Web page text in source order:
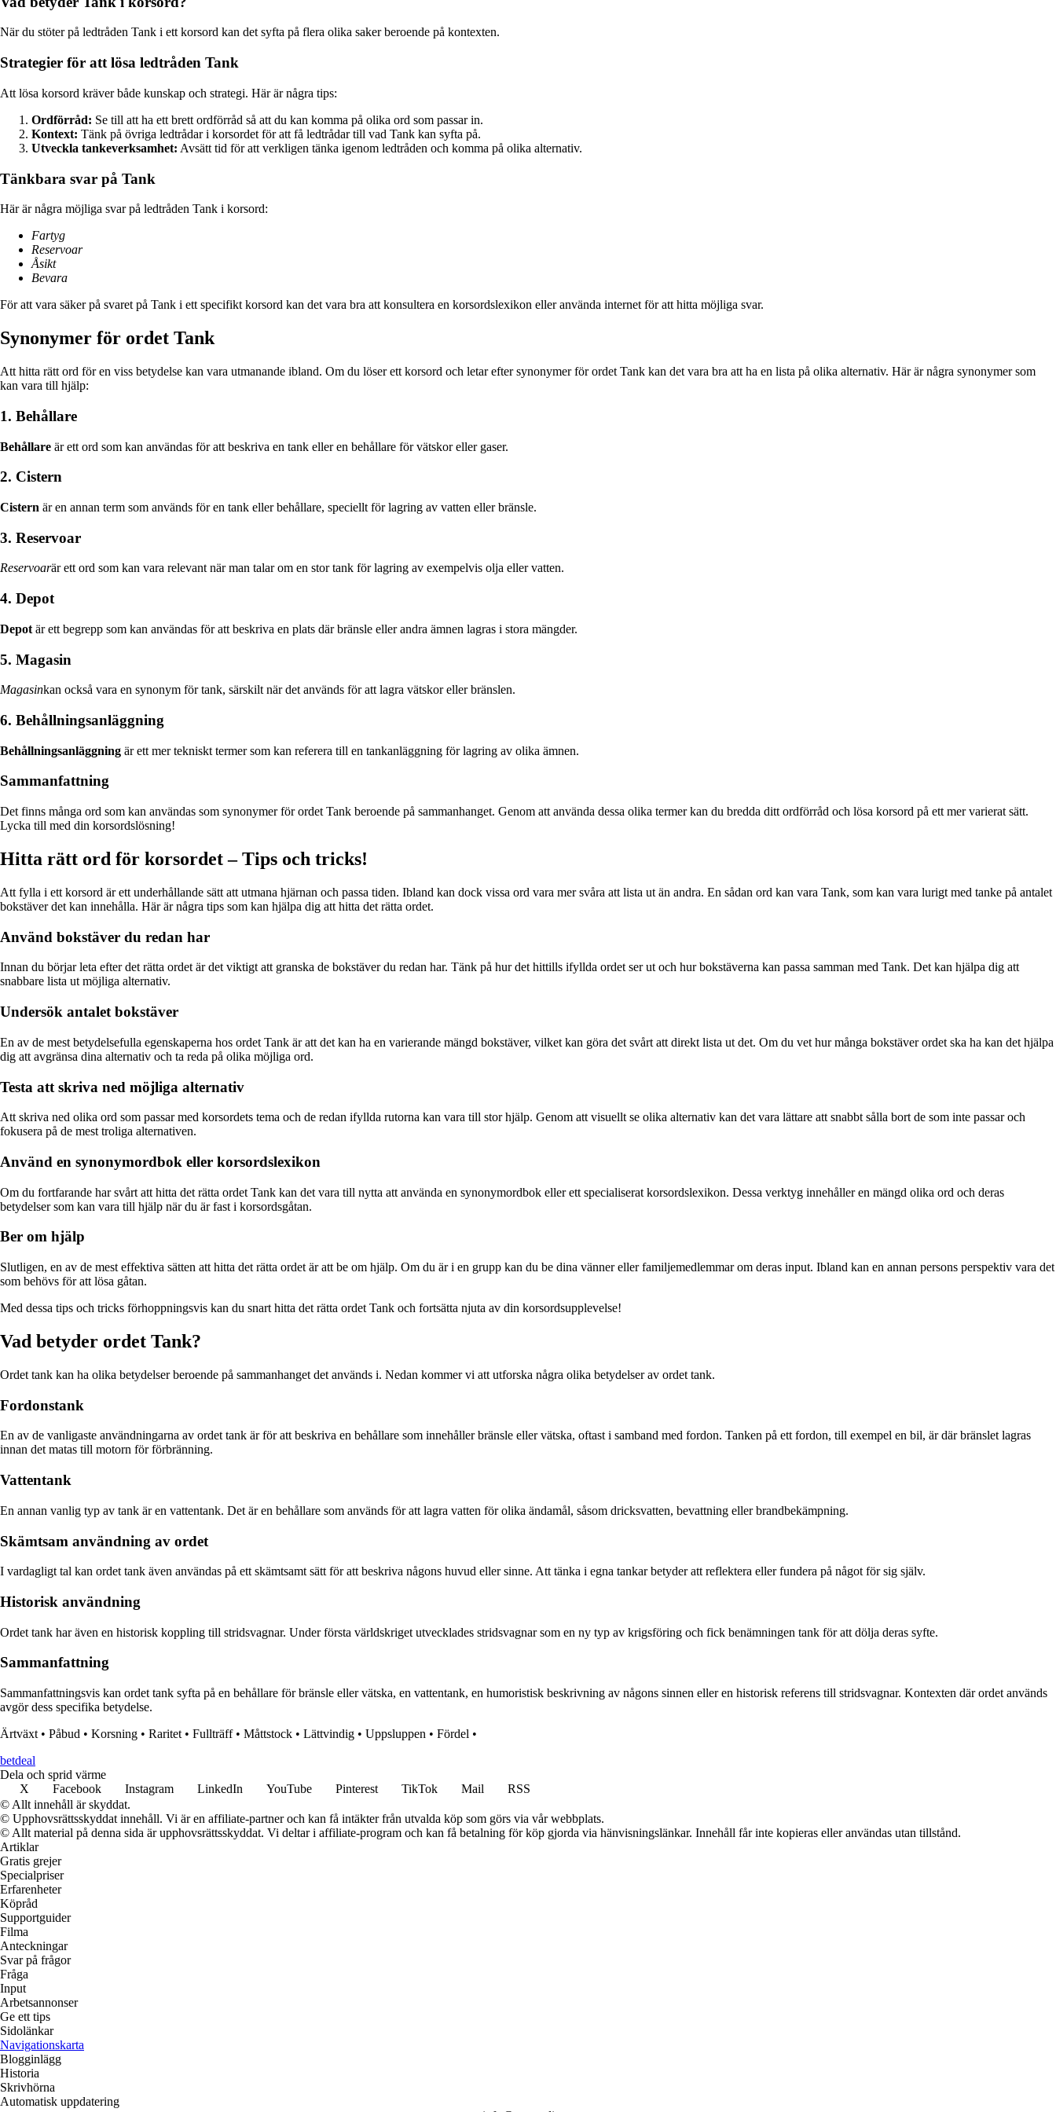
När du stöter på ledtråden Tank i ett korsord kan det syfta på flera olika saker beroende på kontexten.
Strategier för att lösa ledtråden Tank
Att lösa korsord kräver både kunskap och strategi. Här är några tips:
Ordförråd: Se till att ha ett brett ordförråd så att du kan komma på olika ord som passar in.
Kontext: Tänk på övriga ledtrådar i korsordet för att få ledtrådar till vad Tank kan syfta på.
Utveckla tankeverksamhet: Avsätt tid för att verkligen tänka igenom ledtråden och komma på olika alternativ.
Tänkbara svar på Tank
Här är några möjliga svar på ledtråden Tank i korsord:
Fartyg
Reservoar
Åsikt
Bevara
För att vara säker på svaret på Tank i ett specifikt korsord kan det vara bra att konsultera en korsordslexikon eller använda internet för att hitta möjliga svar.
Synonymer för ordet Tank
Att hitta rätt ord för en viss betydelse kan vara utmanande ibland. Om du löser ett korsord och letar efter synonymer för ordet Tank kan det vara bra att ha en lista på olika alternativ. Här är några synonymer som
kan vara till hjälp:
1. Behållare
Behållare är ett ord som kan användas för att beskriva en tank eller en behållare för vätskor eller gaser.
2. Cistern
Cistern är en annan term som används för en tank eller behållare, speciellt för lagring av vatten eller bränsle.
3. Reservoar
Reservoarär ett ord som kan vara relevant när man talar om en stor tank för lagring av exempelvis olja eller vatten.
4. Depot
Depot är ett begrepp som kan användas för att beskriva en plats där bränsle eller andra ämnen lagras i stora mängder.
5. Magasin
Magasinkan också vara en synonym för tank, särskilt när det används för att lagra vätskor eller bränslen.
6. Behållningsanläggning
Behållningsanläggning är ett mer tekniskt termer som kan referera till en tankanläggning för lagring av olika ämnen.
Sammanfattning
Det finns många ord som kan användas som synonymer för ordet Tank beroende på sammanhanget. Genom att använda dessa olika termer kan du bredda ditt ordförråd och lösa korsord på ett mer varierat sätt.
Lycka till med din korsordslösning!
Hitta rätt ord för korsordet – Tips och tricks!
Att fylla i ett korsord är ett underhållande sätt att utmana hjärnan och passa tiden. Ibland kan dock vissa ord vara mer svåra att lista ut än andra. En sådan ord kan vara Tank, som kan vara lurigt med tanke på antalet
bokstäver det kan innehålla. Här är några tips som kan hjälpa dig att hitta det rätta ordet.
Använd bokstäver du redan har
Innan du börjar leta efter det rätta ordet är det viktigt att granska de bokstäver du redan har. Tänk på hur det hittills ifyllda ordet ser ut och hur bokstäverna kan passa samman med Tank. Det kan hjälpa dig att
snabbare lista ut möjliga alternativ.
Undersök antalet bokstäver
En av de mest betydelsefulla egenskaperna hos ordet Tank är att det kan ha en varierande mängd bokstäver, vilket kan göra det svårt att direkt lista ut det. Om du vet hur många bokstäver ordet ska ha kan det hjälpa
dig att avgränsa dina alternativ och ta reda på olika möjliga ord.
Testa att skriva ned möjliga alternativ
Att skriva ned olika ord som passar med korsordets tema och de redan ifyllda rutorna kan vara till stor hjälp. Genom att visuellt se olika alternativ kan det vara lättare att snabbt sålla bort de som inte passar och
fokusera på de mest troliga alternativen.
Använd en synonymordbok eller korsordslexikon
Om du fortfarande har svårt att hitta det rätta ordet Tank kan det vara till nytta att använda en synonymordbok eller ett specialiserat korsordslexikon. Dessa verktyg innehåller en mängd olika ord och deras
betydelser som kan vara till hjälp när du är fast i korsordsgåtan.
Ber om hjälp
Slutligen, en av de mest effektiva sätten att hitta det rätta ordet är att be om hjälp. Om du är i en grupp kan du be dina vänner eller familjemedlemmar om deras input. Ibland kan en annan persons perspektiv vara det
som behövs för att lösa gåtan.
Med dessa tips och tricks förhoppningsvis kan du snart hitta det rätta ordet Tank och fortsätta njuta av din korsordsupplevelse!
Vad betyder ordet Tank?
Ordet tank kan ha olika betydelser beroende på sammanhanget det används i. Nedan kommer vi att utforska några olika betydelser av ordet tank.
Fordonstank
En av de vanligaste användningarna av ordet tank är för att beskriva en behållare som innehåller bränsle eller vätska, oftast i samband med fordon. Tanken på ett fordon, till exempel en bil, är där bränslet lagras
innan det matas till motorn för förbränning.
Vattentank
En annan vanlig typ av tank är en vattentank. Det är en behållare som används för att lagra vatten för olika ändamål, såsom dricksvatten, bevattning eller brandbekämpning.
Skämtsam användning av ordet
I vardagligt tal kan ordet tank även användas på ett skämtsamt sätt för att beskriva någons huvud eller sinne. Att tänka i egna tankar betyder att reflektera eller fundera på något för sig själv.
Historisk användning
Ordet tank har även en historisk koppling till stridsvagnar. Under första världskriget utvecklades stridsvagnar som en ny typ av krigsföring och fick benämningen tank för att dölja deras syfte.
Sammanfattning
Sammanfattningsvis kan ordet tank syfta på en behållare för bränsle eller vätska, en vattentank, en humoristisk beskrivning av någons sinnen eller en historisk referens till stridsvagnar. Kontexten där ordet används
avgör dess specifika betydelse.
Ärtväxt • Påbud • Korsning • Raritet • Fullträff• Måttstock • Lättvindig • Uppsluppen • Fördel •
betdeal
Dela och sprid värme
X
Facebook Instagram LinkedIn YouTube Pinterest TikTok Mail
RSS
© Allt innehåll är skyddat.
© Upphovsrättsskyddat innehåll. Vi är en affiliate-partner och kan få intäkter från utvalda köp som görs via vår webbplats.
© Allt material på denna sida är upphovsrättsskyddat. Vi deltar i affiliate-program och kan få betalning för köp gjorda via hänvisningslänkar. Innehåll får inte kopieras eller användas utan tillstånd.
Artiklar
Gratis grejer
Specialpriser
Erfarenheter
Köpråd
Supportguider
Filma
Anteckningar
Svar på frågor
Fråga
Input
Arbetsannonser
Ge ett tips
Sidolänkar
Navigationskarta
Blogginlägg
Historia
Skrivhörna
Automatisk uppdatering